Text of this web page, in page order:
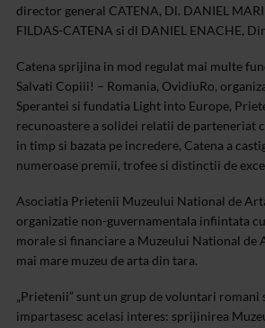
director general CATENA, Dl. DANIEL
FILDAS-CATENA si dl DANIEL ENACHE,
Catena sprijina in mod regulat mai multe
Salvati Copiii! – Romania, OvidiuRo,
Sperantei si fundatia Light into Europe,
recunoastere a solidei relatii de parteneriat
in timp si bazata pe incredere, Catena a
numeroase premii, trofee si distinctii de
Asociatia Prietenii Muzeului National de
organizatie non-guvernamentala infiintata
morale si financiare a Muzeului National de
mai mare muzeu de arta din tara.
„Prietenii” sunt un grup de voluntari romani
impartasesc acelasi interes: sprijinirea